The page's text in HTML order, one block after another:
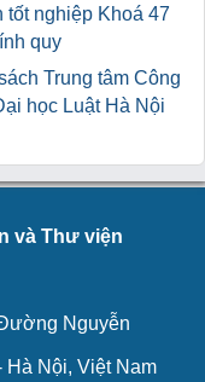
tốt nghiệp Khoá 47
quy
Trung tâm Công
học Luật Hà Nội
và Thư viện
Nguyễn
Nội, Việt Nam